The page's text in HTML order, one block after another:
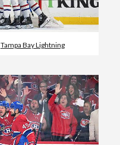
Tampa Bay Lightning